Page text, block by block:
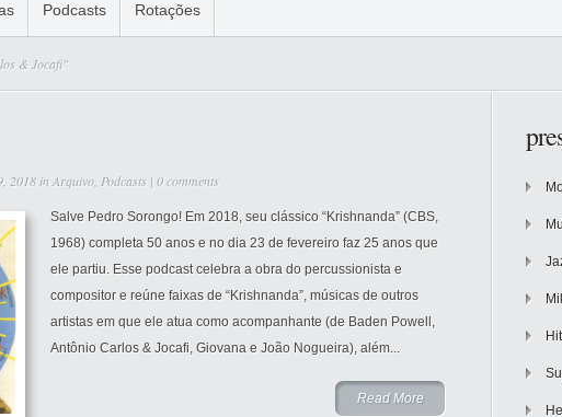
Podcasts Rotações
& Jocafi"
2018 inArquivo Podcasts | 0 comments
Salve Pedro Sorongo! Em 2018, seu clássico “Krishnanda” (CBS,
1968) completa 50 anos e no dia 23 de fevereiro faz 25 anos que
ele partiu. Esse podcast celebra a obra do percussionista e
compositor e reúne faixas de “Krishnanda”, músicas de outros
artistas em que ele atua como acompanhante (de Baden Powell,
Antônio Carlos & Jocafi, Giovana e João Nogueira), além...
Read More